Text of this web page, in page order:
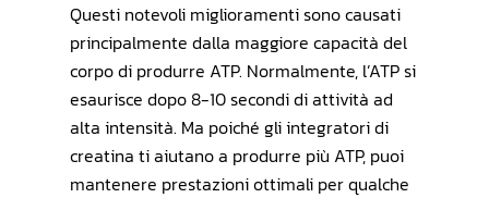
Questi notevoli miglioramenti sono causati
principalmente dalla maggiore capacità del
corpo di produrre ATP. Normalmente, l’ATP si
esaurisce dopo 8-10 secondi di attività ad
alta intensità. Ma poiché gli integratori di
creatina ti aiutano a produrre più ATP, puoi
mantenere prestazioni ottimali per qualche